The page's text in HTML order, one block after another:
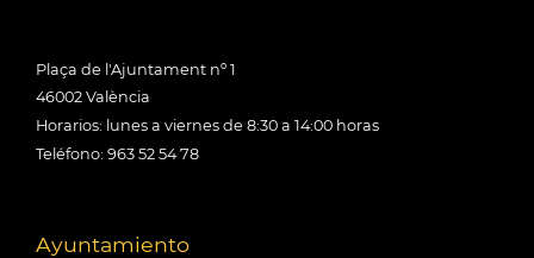
Plaça de l'Ajuntament nº 1
46002 València
Horarios: lunes a viernes de 8:30 a 14:00 horas
Teléfono: 963 52 54 78
Ayuntamiento